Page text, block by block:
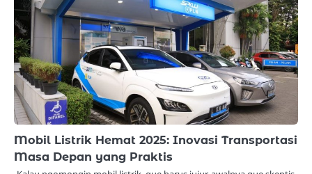
Mobil Listrik Hemat 2025: Inovasi Transportasi
Masa Depan yang Praktis